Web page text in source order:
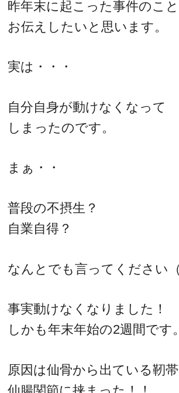
昨年末に起こった事件のこ
お伝えしたいと思います。
実は・・・
自分自身が動けなくなって
しまったのです。
まぁ・・
普段の不摂生？
自業自得？
なんとでも言ってください（
事実動けなくなりました！
しかも年末年始の2週間です。
原因は仙骨から出ている靭